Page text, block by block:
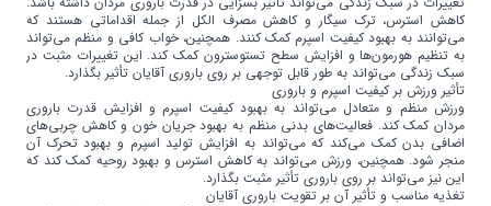
کاهش استرس، ترک سیگار و کاهش مصرف الکل از جمله اقداماتی هستند که
می‌توانند به بهبود کیفیت اسپرم کمک کنند. همچنین، خواب کافی و منظم می‌تواند
به تنظیم هورمون‌ها و افزایش سطح تستوسترون کمک کند. این تغییرات مثبت در
سبک زندگی می‌تواند به طور قابل توجهی بر روی باروری آقایان تأثیر بگذارد.
تأثیر ورزش بر کیفیت اسپرم و باروری
ورزش منظم و متعادل می‌تواند به بهبود کیفیت اسپرم و افزایش قدرت باروری
مردان کمک کند. فعالیت‌های بدنی منظم به بهبود جریان خون و کاهش چربی‌های
اضافی بدن کمک می‌کند که می‌تواند به افزایش تولید اسپرم و بهبود تحرک آن
منجر شود. همچنین، ورزش می‌تواند به کاهش استرس و بهبود روحیه کمک کند که
این نیز می‌تواند بر روی باروری تأثیر مثبت بگذارد.
تغذیه مناسب و تأثیر آن بر تقویت باروری آقایان